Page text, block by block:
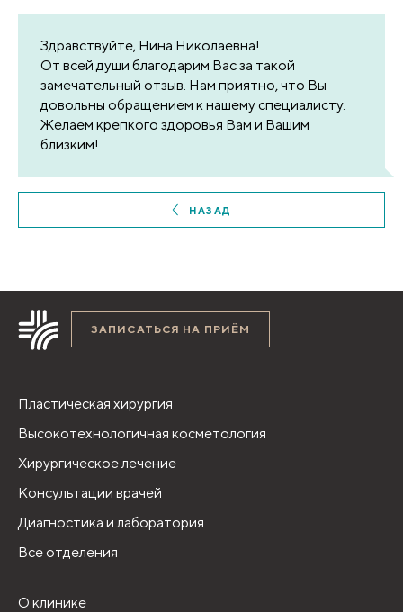
Здравствуйте, Нина Николаевна!
От всей души благодарим Вас за такой
замечательный отзыв. Нам приятно, что Вы
довольны обращением к нашему специалисту.
Желаем крепкого здоровья Вам и Вашим
близким!
НАЗАД
ЗАПИСАТЬСЯ НА ПРИЁМ
Пластическая хирургия
Высокотехнологичная косметология
Хирургическое лечение
Консультации врачей
Диагностика и лаборатория
Все отделения
О клинике